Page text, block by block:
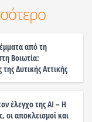
από τη
Βοιωτία:
Δυτικής Αττικής
έλεγχο της ΑΙ – Η
οι αποκλεισμοί και